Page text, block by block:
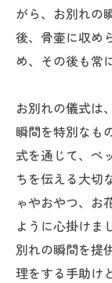
がら、お別れの
後、骨壷に収め
め、その後も常
お別れの儀式は
瞬間を特別なも
式を通じて、ペ
ちを伝える大切
ゃやおやつ、お
ように心掛けま
別れの瞬間を提
理をする手助け